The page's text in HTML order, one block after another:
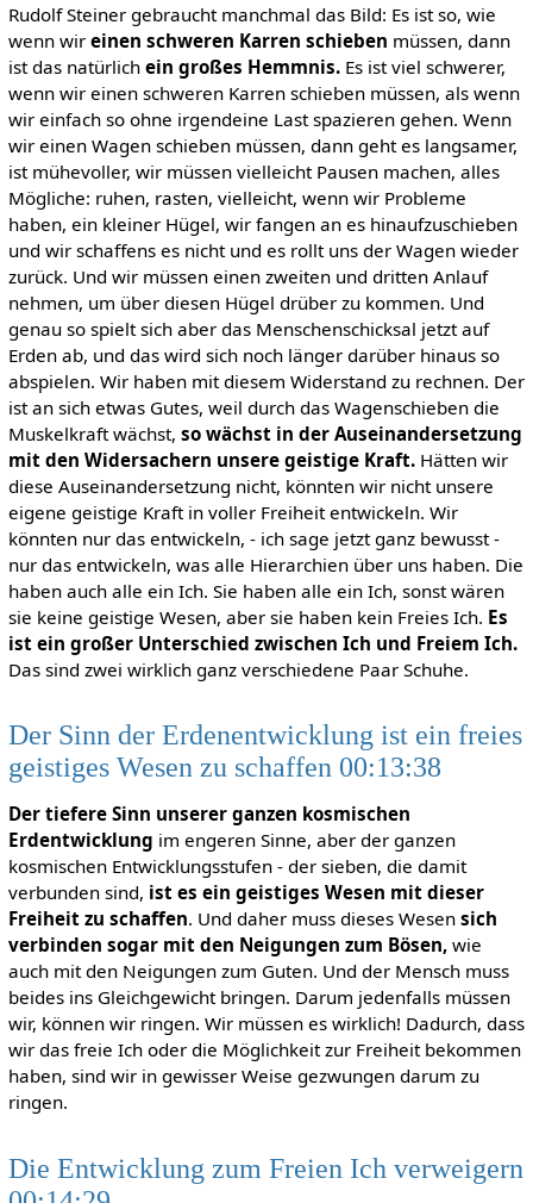
Rudolf Steiner gebraucht manchmal das Bild: Es ist so, wie
wenn wir einen schweren Karren schieben müssen, dann
ist das natürlich ein großes Hemmnis.Es ist viel schwerer,
wenn wir einen schweren Karren schieben müssen, als wenn
wir einfach so ohne irgendeine Last spazieren gehen. Wenn
wir einen Wagen schieben müssen, dann geht es langsamer,
ist mühevoller, wir müssen vielleicht Pausen machen, alles
Mögliche: ruhen, rasten, vielleicht, wenn wir Probleme
haben, ein kleiner Hügel, wir fangen an es hinaufzuschieben
und wir schaffens es nicht und es rollt uns der Wagen wieder
zurück. Und wir müssen einen zweiten und dritten Anlauf
nehmen, um über diesen Hügel drüber zu kommen. Und
genau so spielt sich aber das Menschenschicksal jetzt auf
Erden ab, und das wird sich noch länger darüber hinaus so
abspielen. Wir haben mit diesem Widerstand zu rechnen. Der
ist an sich etwas Gutes, weil durch das Wagenschieben die
Muskelkraft wächst, so wächst in der Auseinandersetzung
mit den Widersachern unsere geistige Kraft.Hätten wir
diese Auseinandersetzung nicht, könnten wir nicht unsere
eigene geistige Kraft in voller Freiheit entwickeln. Wir
könnten nur das entwickeln, - ich sage jetzt ganz bewusst -
nur das entwickeln, was alle Hierarchien über uns haben. Die
haben auch alle ein Ich. Sie haben alle ein Ich, sonst wären
sie keine geistige Wesen, aber sie haben kein Freies Ich. Es
ist ein großer Unterschied zwischen Ich und Freiem Ich.
Das sind zwei wirklich ganz verschiedene Paar Schuhe.
Der Sinn der Erdenentwicklung ist ein freies
geistiges Wesen zu schaffen 00:13:38
Der tiefere Sinn unserer ganzen kosmischen
Erdentwicklung im engeren Sinne, aber der ganzen
kosmischen Entwicklungsstufen - der sieben, die damit
verbunden sind, ist es ein geistiges Wesen mit dieser
Freiheit zu schaffen. Und daher muss dieses Wesen sich
verbinden sogar mit den Neigungen zum Bösen,wie
auch mit den Neigungen zum Guten. Und der Mensch muss
beides ins Gleichgewicht bringen. Darum jedenfalls müssen
wir, können wir ringen. Wir müssen es wirklich! Dadurch, dass
wir das freie Ich oder die Möglichkeit zur Freiheit bekommen
haben, sind wir in gewisser Weise gezwungen darum zu
ringen.
Die Entwicklung zum Freien Ich verweigern